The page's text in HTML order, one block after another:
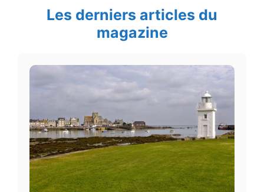
Les derniers articles du
magazine